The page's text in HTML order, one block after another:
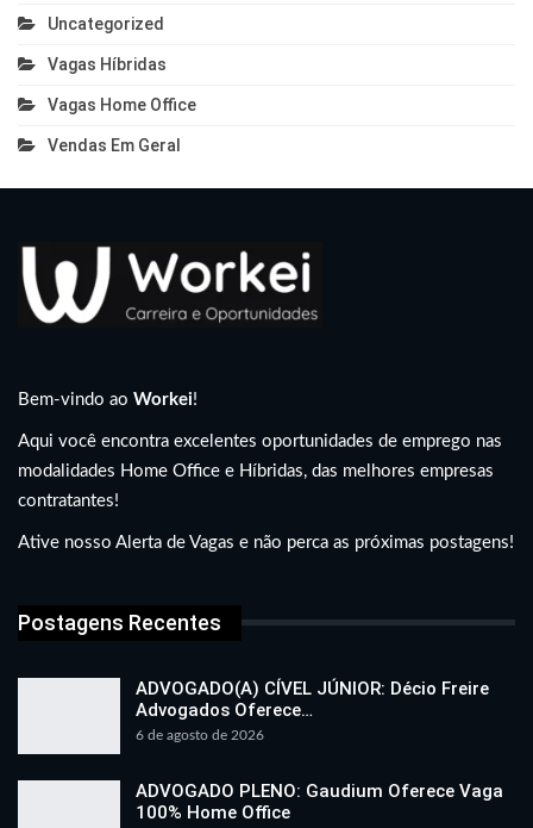
Uncategorized
Vagas Híbridas
Vagas Home Office
Vendas Em Geral
Bem-vindo ao Workei!
Aqui você encontra excelentes oportunidades de emprego nas
modalidades Home Office e Híbridas, das melhores empresas
contratantes!
Ative nosso Alerta de Vagas e não perca as próximas postagens!
Postagens Recentes
ADVOGADO(A) CÍVEL JÚNIOR: Décio Freire
Advogados Oferece…
6 de agosto de 2026
ADVOGADO PLENO: Gaudium Oferece Vaga
100% Home Office